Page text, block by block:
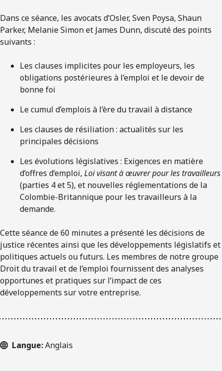
Dans ce séance, les avocats d’Osler, Sven Poysa, Shaun
Parker, Melanie Simon et James Dunn, discuté des points
suivants :
Les clauses implicites pour les employeurs, les
obligations postérieures à l’emploi et le devoir de
bonne foi
Le cumul d’emplois à l’ère du travail à distance
Les clauses de résiliation : actualités sur les
principales décisions
Les évolutions législatives : Exigences en matière
d’offres d’emploi, Loi visant à œuvrer pour les travailleurs
(parties 4 et 5), et nouvelles réglementations de la
Colombie-Britannique pour les travailleurs à la
demande.
Cette séance de 60 minutes a présenté les décisions de
justice récentes ainsi que les développements législatifs et
politiques actuels ou futurs. Les membres de notre groupe
Droit du travail et de l’emploi fournissent des analyses
opportunes et pratiques sur l’impact de ces
développements sur votre entreprise.
Langue:Anglais